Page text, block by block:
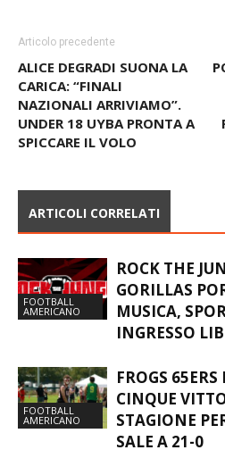
Articolo precedente
ALICE DEGRADI SUONA LA
CARICA: “FINALI
NAZIONALI ARRIVIAMO”.
UNDER 18 UYBA PRONTA A
SPICCARE IL VOLO
ARTICOLI CORRELATI
FOOTBALL
AMERICANO
ROCK THE
GORILLAS
MUSICA,
INGRESSO
FOOTBALL
AMERICANO
FROGS
CINQUE
STAGIONE
SALE A 21-0